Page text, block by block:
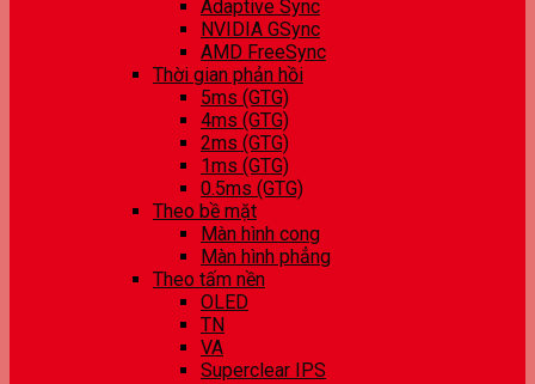
Adaptive Sync
NVIDIA GSync
AMD FreeSync
Thời gian phản hồi
5ms (GTG)
4ms (GTG)
2ms (GTG)
1ms (GTG)
0.5ms (GTG)
Theo bề mặt
Màn hình cong
Màn hình phẳng
Theo tấm nền
OLED
TN
VA
Superclear IPS